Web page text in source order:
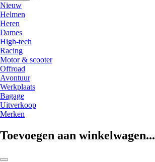
Nieuw
Helmen
Heren
Dames
High-tech
Racing
Motor & scooter
Offroad
Avontuur
Werkplaats
Bagage
Uitverkoop
Merken
Toevoegen aan winkelwagen...